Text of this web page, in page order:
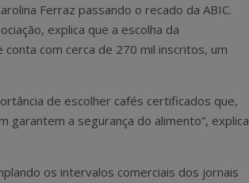
Ferraz passando o recado da ABIC.
explica que a escolha da
com cerca de 270 mil inscritos, um
de escolher cafés certificados que,
garantem a segurança do alimento”, explica
os intervalos comerciais dos jornais